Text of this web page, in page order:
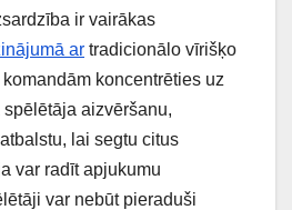
ir vairākas
ar tradicionālo vīrišķo
koncentrēties uz
aizvēršanu,
lai segtu citus
var radīt apjukumu
var nebūt pieraduši